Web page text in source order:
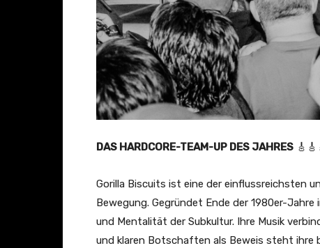
DAS HARDCORE-TEAM-UP DES JAHRES
Gorilla Biscuits ist eine der einflussreichsten
Bewegung. Gegründet Ende der 1980er-
und Mentalität der Subkultur. Ihre Musik
und klaren Botschaften als Beweis steht ihre